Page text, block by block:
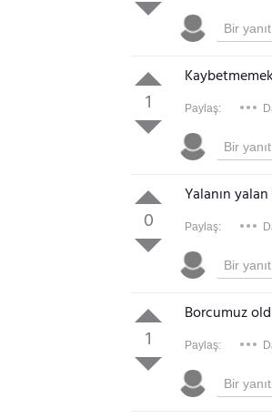
1 Paylaş:
0
Yalanın
Paylaş:
1
Borcumuz
Paylaş: